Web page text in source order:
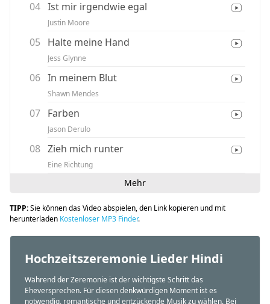
04 Ist mir irgendwie egal
Justin Moore
05 Halte meine Hand
Jess Glynne
06 In meinem Blut
Shawn Mendes
07 Farben
Jason Derulo
08 Zieh mich runter
Eine Richtung
Mehr
TIPP:Sie können das Video abspielen, den Link kopieren und mit
herunterladen Kostenloser MP3 Finder.
Hochzeitszeremonie Lieder Hindi
Während der Zeremonie ist der wichtigste Schritt das
Eheversprechen. Für diesen denkwürdigen Moment ist es
notwendig, romantische und entzückende Musik zu wählen. Bei